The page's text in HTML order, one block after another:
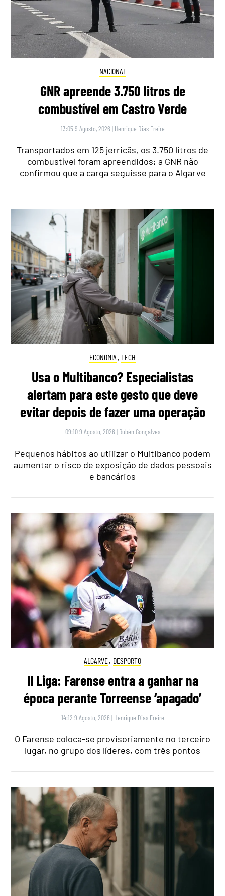
NACIONAL
GNR apreende 3.750 litros de
combustível em Castro Verde
13:05 9 Agosto, 2026 | Henrique Dias Freire
Transportados em 125 jerricãs, os 3.750 litros de
combustível foram apreendidos; a GNR não
confirmou que a carga seguisse para o Algarve
ECONOMIA , TECH
Usa o Multibanco? Especialistas
alertam para este gesto que deve
evitar depois de fazer uma operação
09:10 9 Agosto, 2026 | Rubén Gonçalves
Pequenos hábitos ao utilizar o Multibanco podem
aumentar o risco de exposição de dados pessoais
e bancários
ALGARVE, DESPORTO
II Liga: Farense entra a ganhar na
época perante Torreense ‘apagado’
14:12 9 Agosto, 2026 | Henrique Dias Freire
O Farense coloca-se provisoriamente no terceiro
lugar, no grupo dos líderes, com três pontos